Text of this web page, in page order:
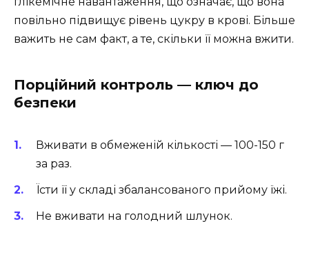
повільно підвищує рівень цукру в крові. Більше
важить не сам факт, а те, скільки її можна вжити.
Порційний контроль — ключ до
безпеки
Вживати в обмеженій кількості — 100-150 г
за раз.
Їсти її у складі збалансованого прийому їжі.
Не вживати на голодний шлунок.